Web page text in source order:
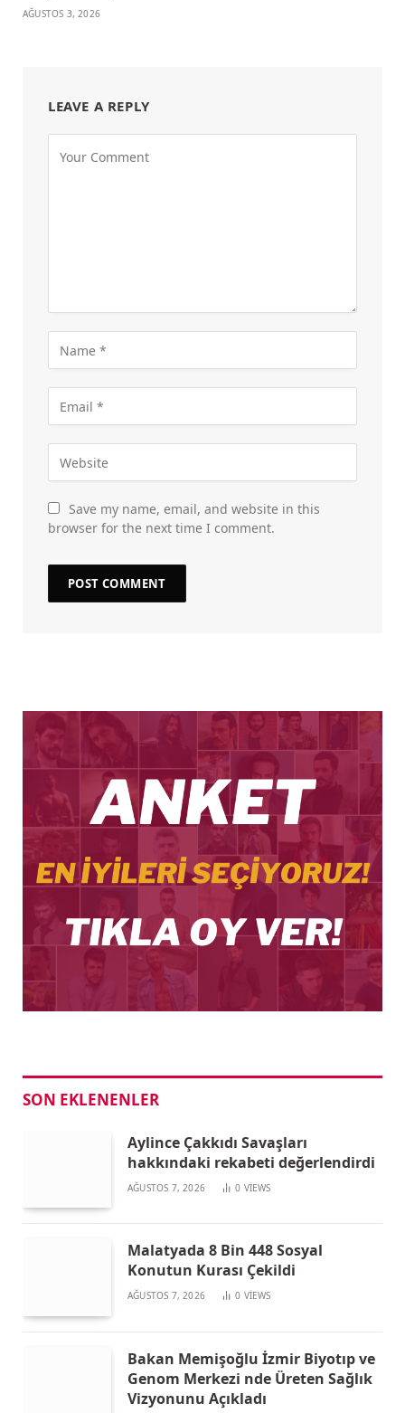
AĞUSTOS 3, 2026
LEAVE A REPLY
Save my name, email, and website in this
browser for the next time I comment.
SON EKLENENLER
Aylince Çakkıdı Savaşları
hakkındaki rekabeti değerlendirdi
AĞUSTOS 7, 2026 0 VIEWS
Malatyada 8 Bin 448 Sosyal
Konutun Kurası Çekildi
AĞUSTOS 7, 2026 0 VIEWS
Bakan Memişoğlu İzmir Biyotıp ve
Genom Merkezi nde Üreten Sağlık
Vizyonunu Açıkladı